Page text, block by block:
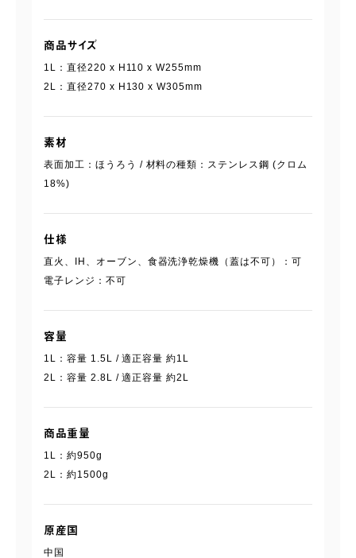
商品サイズ
1L：直径220 x H110 x W255mm
2L：直径270 x H130 x W305mm
素材
表面加工：ほうろう / 材料の種類：ステンレス鋼 (クロム
18%)
仕様
直火、IH、オーブン、食器洗浄乾燥機（蓋は不可）：可
電子レンジ：不可
容量
1L：容量 1.5L / 適正容量 約1L
2L：容量 2.8L / 適正容量 約2L
商品重量
1L：約950g
2L：約1500g
原産国
中国